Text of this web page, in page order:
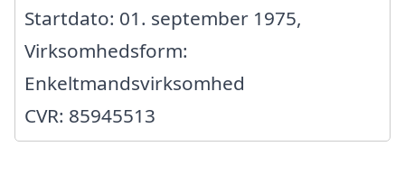
Startdato: 01. september 1975,
Virksomhedsform:
Enkeltmandsvirksomhed
CVR: 85945513